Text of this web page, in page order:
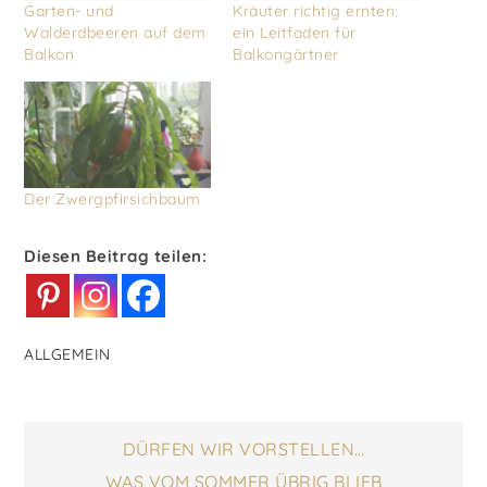
Garten- und
Walderdbeeren auf dem
Balkon
Kräuter richtig ernten:
ein Leitfaden für
Balkongärtner
Der Zwergpfirsichbaum
Diesen Beitrag teilen:
ALLGEMEIN
DÜRFEN WIR VORSTELLEN…
WAS VOM SOMMER ÜBRIG BLIEB